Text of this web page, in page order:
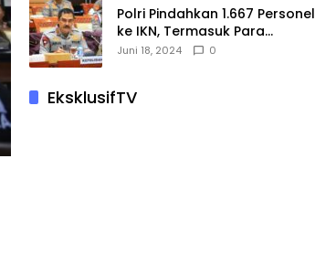
Polri Pindahkan 1.667 Personel
ke IKN, Termasuk Para
Jenderal.
Juni 18, 2024 0
EksklusifTV